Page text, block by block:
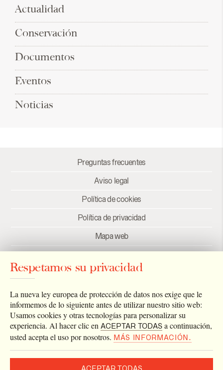
Actualidad
Conservación
Documentos
Eventos
Noticias
Preguntas frecuentes
Aviso legal
Política de cookies
Política de privacidad
Mapa web
Enlaces
Newsletter
Respetamos su privacidad
La nueva ley europea de protección de datos nos exige que le
informemos de lo siguiente antes de utilizar nuestro sitio web:
Usamos cookies y otras tecnologías para personalizar su
experiencia. Al hacer clic en ACEPTAR TODAS a continuación,
usted acepta el uso por nosotros. MÁS INFORMACIÓN.